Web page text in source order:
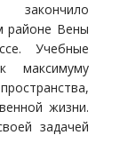
закончило
районе Вены
Учебные
максимуму
жизни.
задачей